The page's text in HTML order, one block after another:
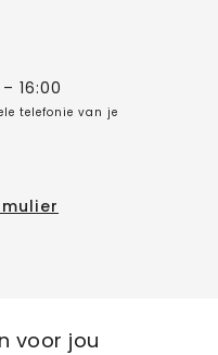
16:00
telefonie van je
voor jou